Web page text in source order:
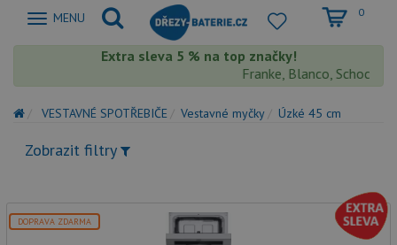
Zobrazit
MENU 0
Extra sleva 5 % na top značky!
Franke, Blanco, Schock,
VESTAVNÉ SPOTŘEBIČE Vestavné myčky Úzké 45 cm
Zobrazit filtry
DOPRAVA ZDARMA